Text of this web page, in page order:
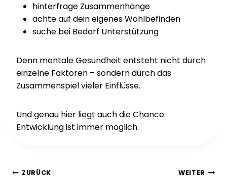
hinterfrage Zusammenhänge
achte auf dein eigenes Wohlbefinden
suche bei Bedarf Unterstützung
Denn mentale Gesundheit entsteht nicht durch
einzelne Faktoren – sondern durch das
Zusammenspiel vieler Einflüsse.
Und genau hier liegt auch die Chance:
Entwicklung ist immer möglich.
Beitragsnavigation
ZURÜCK WEITER